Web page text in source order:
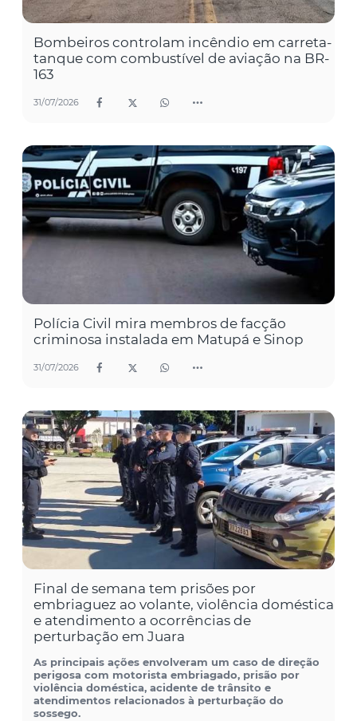
Bombeiros controlam incêndio em carreta-
tanque com combustível de aviação na BR-
163
31/07/2026
Polícia Civil mira membros de facção
criminosa instalada em Matupá e Sinop
31/07/2026
Final de semana tem prisões por
embriaguez ao volante, violência doméstica
e atendimento a ocorrências de
perturbação em Juara
As principais ações envolveram um caso de direção
perigosa com motorista embriagado, prisão por
violência doméstica, acidente de trânsito e
atendimentos relacionados à perturbação do
sossego.